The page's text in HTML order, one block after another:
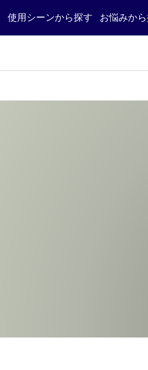
使用シーンから探す お悩みか